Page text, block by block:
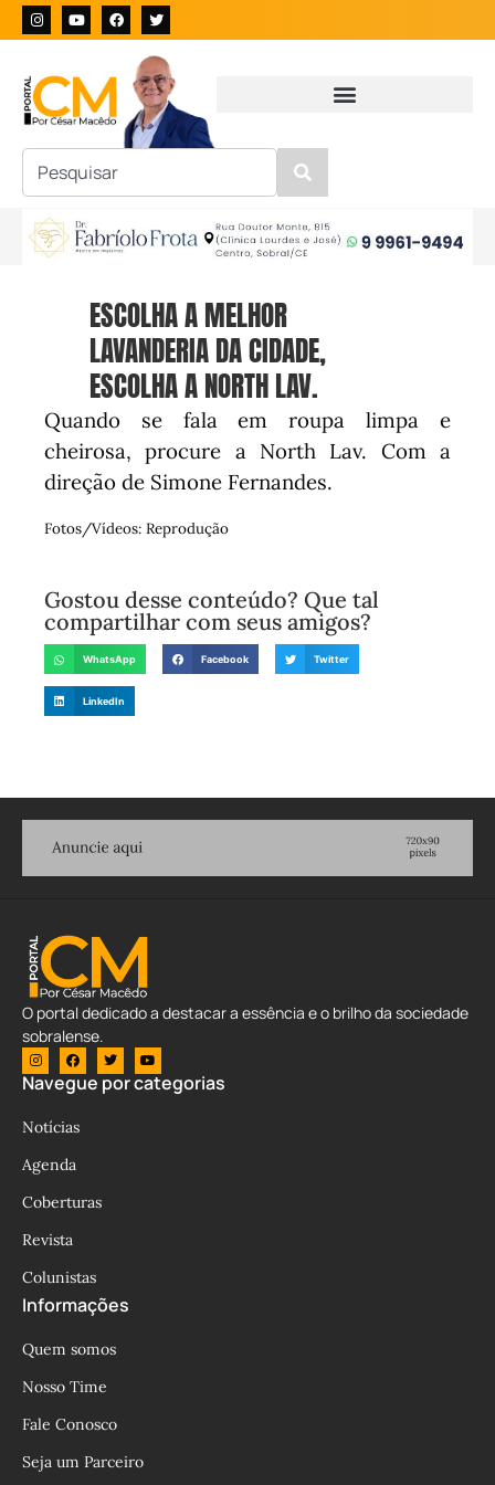
ESCOLHA A MELHOR
LAVANDERIA DA CIDADE,
ESCOLHA A NORTH LAV.
Quando se fala em roupa limpa e
cheirosa, procure a North Lav. Com a
direção de Simone Fernandes.
Fotos/Vídeos: Reprodução
Gostou desse conteúdo? Que tal
compartilhar com seus amigos?
WhatsApp Facebook Twitter
LinkedIn
O portal dedicado a destacar a essência e o brilho da sociedade
sobralense.
Navegue por categorias
Notícias
Agenda
Coberturas
Revista
Colunistas
Informações
Quem somos
Nosso Time
Fale Conosco
Seja um Parceiro